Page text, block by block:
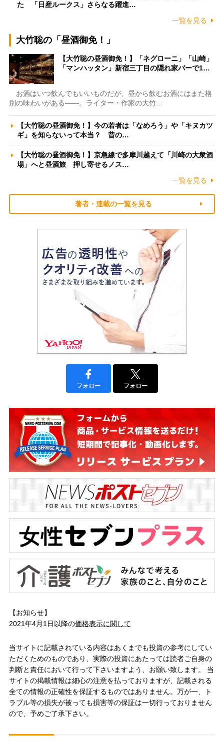
た 「日産ルークス」さらなる躍進…
一覧を見る
大竹聡の「昼酒御免！」
【大竹聡の昼酒御免！】「ネグローニ」「山崎」
「マンハッタン」新宿三丁目の隠れ家バーで1…
お酒はいつ飲んでもいいものだが、昼から飲むお酒にはまた格
別の味わいがある――。ライター・作家の大竹…
【大竹聡の昼酒御免！】今の若者は「なめろう」や「キヌカツ
ギ」を知らないって本当？ 昔の…
【大竹聡の昼酒御免！】京急線で多摩川越えて「川崎の大衆酒
場」へと昼酒旅 押し寄せるノス…
一覧を見る
著者・連載の一覧を見る
フォロー フォロー
【お知らせ】
2021年4月1日以降の価格表示に関して
当サイトに記載されている内容はあくまでも投資の参考にしてい
ただくためのものであり、実際の投資にあたっては読者ご自身の
判断と責任において行って下さいますよう、お願い致します。 当
サイトの掲載情報は細心の注意を払っておりますが、記載される
全ての情報の正確性を保証するものではありません。万が一、ト
ラブル等の損失が被っても損害等の保証は一切行っておりません
ので、予めご了承下さい。